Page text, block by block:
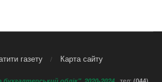
газету Карта сайту
тел: